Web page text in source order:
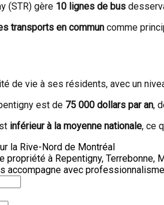
(STR) gère 10 lignes de bus
transports en commun comme
de vie à ses résidents, avec un
est de 75 000 dollars par an,
inférieur à la moyenne nationale, ce
la Rive-Nord de Montréal
propriété à Repentigny,
accompagne avec